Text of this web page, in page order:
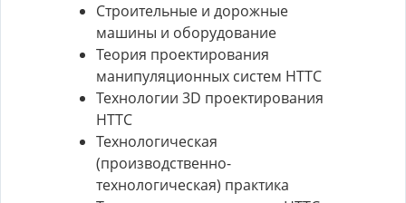
Строительные и дорожные
машины и оборудование
Теория проектирования
манипуляционных систем НТТС
Технологии 3D проектирования
НТТС
Технологическая
(производственно-
технологическая) практика